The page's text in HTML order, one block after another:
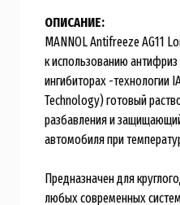
ОПИСАНИЕ:
MANNOL Antifreeze AG11
к использованию
ингибиторах -технологии
Technology) готовый
разбавления и
автомобиля при
Предназначен для
любых современных